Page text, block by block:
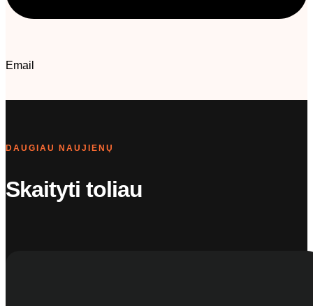
Email
DAUGIAU NAUJIENŲ
Skaityti toliau